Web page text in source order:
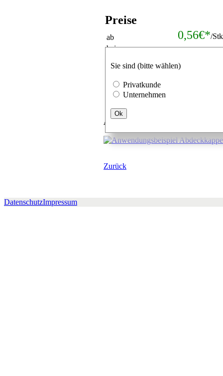
Preise
Sie sind (bitte wählen)
Privatkunde
Unternehmen
Ok
ab 0,56€*/
bei
Stk.
Anwendungsbeispiel
Zurück
DatenschutzImpressum